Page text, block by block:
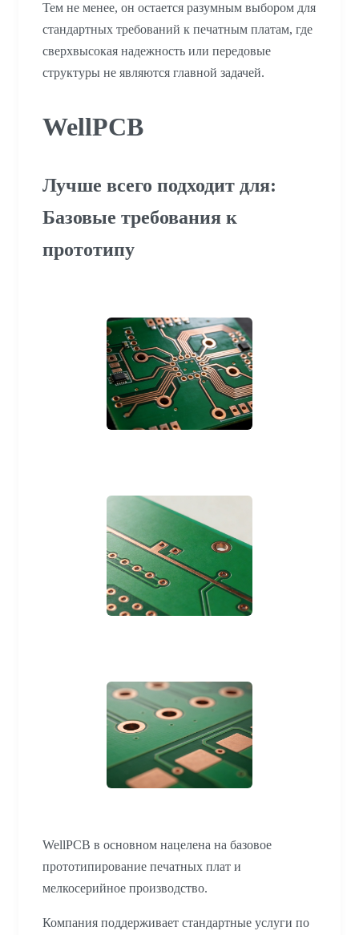
Тем не менее, он остается разумным выбором для
стандартных требований к печатным платам, где
сверхвысокая надежность или передовые
структуры не являются главной задачей.
WellPCB
Лучше всего подходит для:
Базовые требования к
прототипу
WellPCB в основном нацелена на базовое
прототипирование печатных плат и
мелкосерийное производство.
Компания поддерживает стандартные услуги по